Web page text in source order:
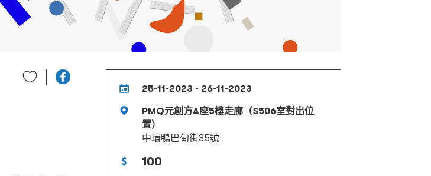
25-11-2023 - 26-11-2023
PMQ元創方A座5樓走廊（S506室對出位
置）
中環鴨巴甸街35號
100